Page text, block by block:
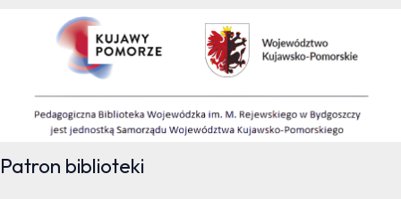
Patron biblioteki